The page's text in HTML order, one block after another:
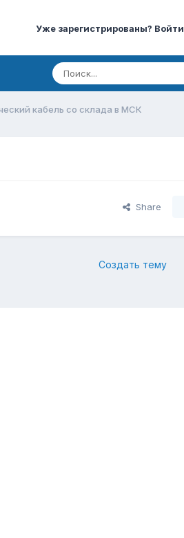
Уже зарегистрированы? Войти
кабель со склада в МСК
Share
Создать тему